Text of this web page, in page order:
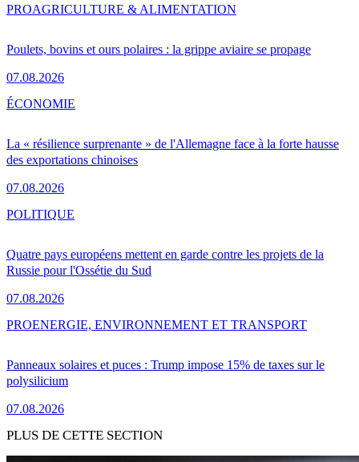
Poulets, bovins et ours polaires : la grippe aviaire se propage
07.08.2026
PROAGRICULTURE & ALIMENTATION
La « résilience surprenante » de l'Allemagne face à la forte hausse
des exportations chinoises
07.08.2026
ÉCONOMIE
Quatre pays européens mettent en garde contre les projets de la
Russie pour l'Ossétie du Sud
07.08.2026
POLITIQUE
Panneaux solaires et puces : Trump impose 15% de taxes sur le
polysilicium
07.08.2026
PROENERGIE, ENVIRONNEMENT ET TRANSPORT
PLUS DE CETTE SECTION